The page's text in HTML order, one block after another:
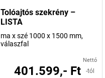
Tolóajtós szekrény –
LISTA
ma x szé 1000 x 1500 mm,
válaszfal
Nettó
401.599,- Ft -tól